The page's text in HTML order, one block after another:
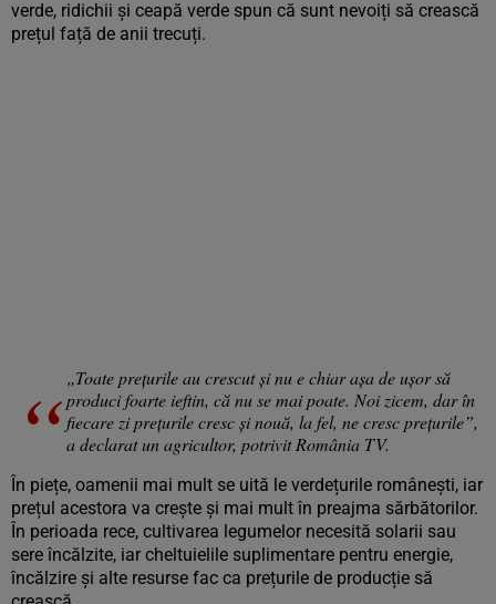
verde, ridichii și ceapă verde spun că sunt nevoiți să crească
prețul față de anii trecuți.
„Toate prețurile au crescut și nu e chiar așa de ușor să
produci foarte ieftin, că nu se mai poate. Noi zicem, dar în
fiecare zi prețurile cresc și nouă, la fel, ne cresc prețurile”,
a declarat un agricultor, potrivit România TV.
În piețe, oamenii mai mult se uită le verdețurile românești, iar
prețul acestora va crește și mai mult în preajma sărbătorilor.
În perioada rece, cultivarea legumelor necesită solarii sau
sere încălzite, iar cheltuielile suplimentare pentru energie,
încălzire și alte resurse fac ca prețurile de producție să